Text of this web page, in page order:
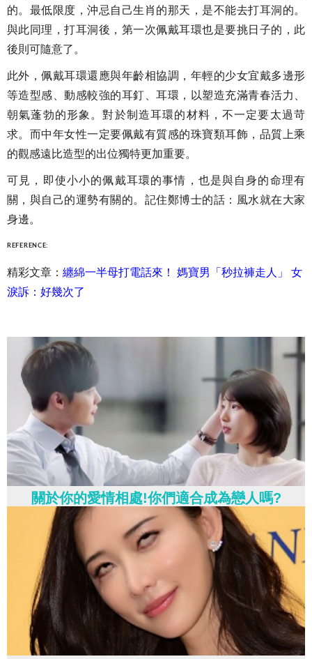
的。最低限度，沖忌自己生肖的那天，是不能去打耳洞的。
與此同理，打耳洞後，第一次佩戴耳環也是要挑日子的，此
後則可隨意了。
此外，佩戴耳環還應與年齡相協調，年輕的少女宜戴多邊形
等造型感、動感較強的耳釘、耳環，以塑造充滿青春活力、
朝氣蓬勃的形象。對於制造耳環的材料，不一定要太過苛
求。而中年女性一定要佩戴有質感的珠寶類耳飾，品質上乘
的觀感遠比造型的出位獨特更加重要。
可見，即使小小的佩戴耳環的事情，也是與自身的命理有
關，與自己的運勢有關的。記住鄭博士的話：風水就在大家
身邊。
REFERENCE:
精彩文章： 纏綿一半母打電話來！ 媽寶男「秒拉褲走人」 女
淚訴：好幾次了
關於你的愛情相處!你們適合成為戀人嗎?